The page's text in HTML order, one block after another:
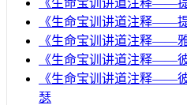
《生命宝训讲道注释——
《生命宝训讲道注释——
《生命宝训讲道注释——
《生命宝训讲道注释——
瑟